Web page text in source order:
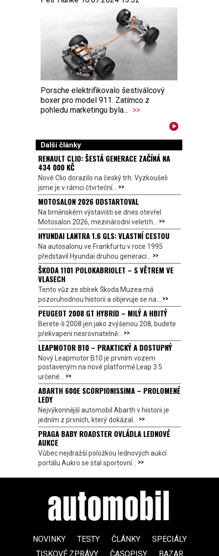
Porsche elektrifikovalo šestiválcový
boxer pro model 911. Zatímco z
pohledu marketingu byla... >>
Další články
RENAULT CLIO: ŠESTÁ GENERACE ZAČÍNÁ NA
434 000 KČ
Nové Clio dorazilo na český trh. Vyzkoušeli
jsme je v rámci čtvrteční... >>
MOTOSALON 2026 ODSTARTOVAL
Na brněnském výstavišti se dnes otevřel
Motosalon 2026, mezinárodní veletrh... >>
HYUNDAI LANTRA 1.6 GLS: VLASTNÍ CESTOU
Na autosalonu ve Frankfurtu v roce 1995
představil Hyundai druhou generaci... >>
ŠKODA 1101 POLOKABRIOLET – S VĚTREM VE
VLASECH
Tento vůz ze sbírek Škoda Muzea má
pozoruhodnou historii a objevuje se na... >>
PEUGEOT 2008 GT HYBRID – MILÝ A HBITÝ
Berete-li 2008 jen jako zvýšenou 208, budete
překvapeni nesrovnatelně... >>
LEAPMOTOR B10 – PRAKTICKÝ A DOSTUPNÝ
Nový Leapmotor B10 je prvním vozem
postaveným na nové platformě Leap 3.5
určené... >>
ABARTH 600E SCORPIONISSIMA – PROLOMENÉ
LEDY
Nejvýkonnější automobil Abarth v historii je
jedním z prvních, který dokázal... >>
PRAGA BABY ROADSTER OVLÁDLA LEDNOVÉ
AUKCE
Vůbec nejdražší položkou lednových aukcí
portálu Aukro se stal sportovní... >>
NOVINKY TESTY ČLÁNKY
SPECIÁLY
TISKOVÉ ZPRÁVY
ČASOPISY BAZAR